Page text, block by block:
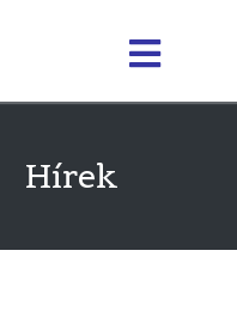
Hírek